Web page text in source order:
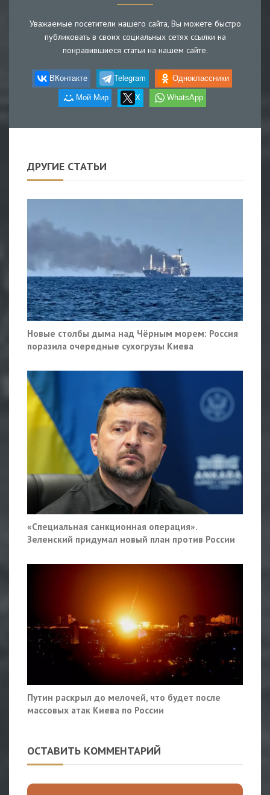
Уважаемые посетители нашего сайта, Вы можете быстро
публиковать в своих социальных сетях ссылки на
понравившиеся статьи на нашем сайте.
ВКонтакте Telegram Одноклассники
Мой Мир X WhatsApp
ДРУГИЕ СТАТЬИ
Новые столбы дыма над Чёрным морем: Россия
поразила очередные сухогрузы Киева
«Специальная санкционная операция».
Зеленский придумал новый план против России
Путин раскрыл до мелочей, что будет после
массовых атак Киева по России
ОСТАВИТЬ КОММЕНТАРИЙ